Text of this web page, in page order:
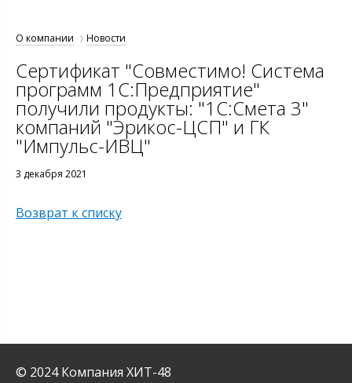
О компании Новости
Сертификат "Совместимо! Система
программ 1С:Предприятие"
получили продукты: "1С:Смета 3"
компаний "Эрикос-ЦСП" и ГК
"Импульс-ИВЦ"
3 декабря 2021
Возврат к списку
© 2024 Компания ХИТ-48